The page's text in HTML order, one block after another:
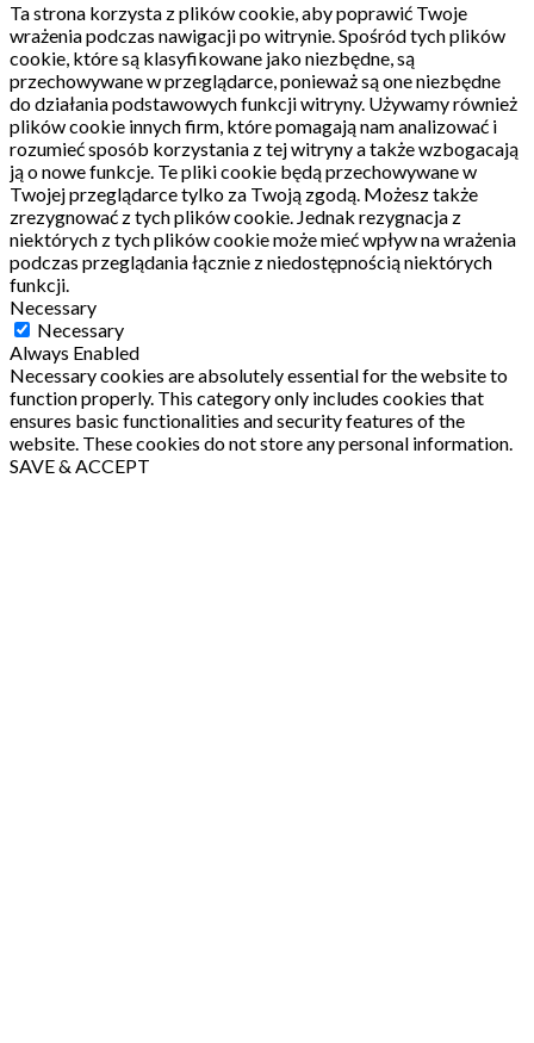
Ta strona korzysta z plików cookie, aby poprawić Twoje
wrażenia podczas nawigacji po witrynie.Spośród tych plików
cookie, które są klasyfikowane jako niezbędne, są
przechowywane w przeglądarce, ponieważ są one niezbędne
do działania podstawowych funkcji witryny. Używamy również
plików cookie innych firm, które pomagają nam analizować i
rozumieć sposób korzystania z tej witryny a także wzbogacają
ją o nowe funkcje. Te pliki cookie będą przechowywane w
Twojej przeglądarce tylko za Twoją zgodą. Możesz także
zrezygnować z tych plików cookie. Jednak rezygnacja z
niektórych z tych plików cookie może mieć wpływ na wrażenia
podczas przeglądania łącznie z niedostępnością niektórych
funkcji.
Necessary
Necessary
Always Enabled
Necessary cookies are absolutely essential for the website to
function properly. This category only includes cookies that
ensures basic functionalities and security features of the
website. These cookies do not store any personal information.
SAVE & ACCEPT